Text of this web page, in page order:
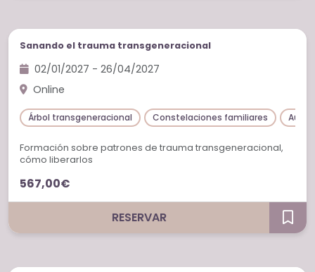
Cursos
Sanando el trauma transgeneracional
02/01/2027 - 26/04/2027
Online
Árbol transgeneracional Constelaciones familiares
Formación sobre patrones de trauma transgeneracional,
cómo liberarlos
567,00€
RESERVAR